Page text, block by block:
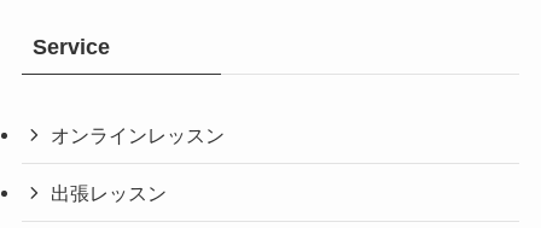
Service
オンラインレッスン
出張レッスン